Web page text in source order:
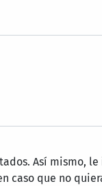
Así mismo,
caso que no